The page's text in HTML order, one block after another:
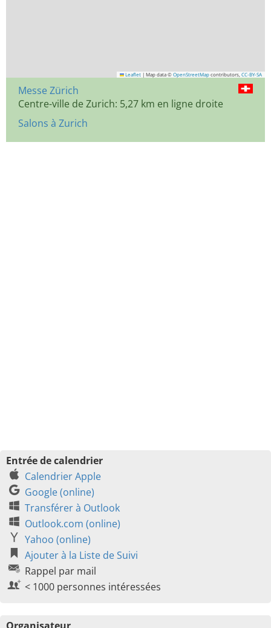
Leaflet | Map data © OpenStreetMap contributors, CC-BY-SA
Messe Zürich
Centre-ville de Zurich: 5,27 km en ligne droite
Salons à Zurich
Entrée de calendrier
Calendrier Apple
Google (online)
Transférer à Outlook
Outlook.com (online)
Yahoo (online)
Ajouter à la Liste de Suivi
Rappel par mail
< 1000 personnes intéressées